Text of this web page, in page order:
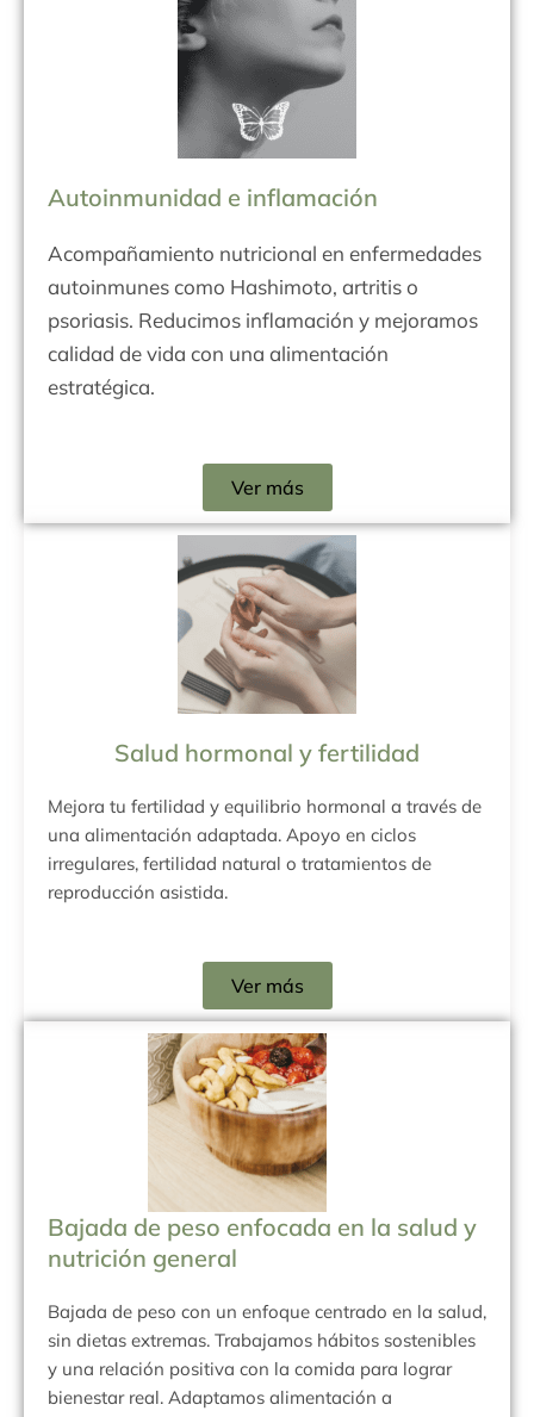
Autoinmunidad e inflamación
Acompañamiento nutricional en enfermedades
autoinmunes como Hashimoto, artritis o
psoriasis. Reducimos inflamación y mejoramos
calidad de vida con una alimentación
estratégica.
Ver más
Salud hormonal y fertilidad
Mejora tu fertilidad y equilibrio hormonal a través de
una alimentación adaptada. Apoyo en ciclos
irregulares, fertilidad natural o tratamientos de
reproducción asistida.
Ver más
Bajada de peso enfocada en la salud y
nutrición general
Bajada de peso con un enfoque centrado en la salud,
sin dietas extremas. Trabajamos hábitos sostenibles
y una relación positiva con la comida para lograr
bienestar real. Adaptamos alimentación a